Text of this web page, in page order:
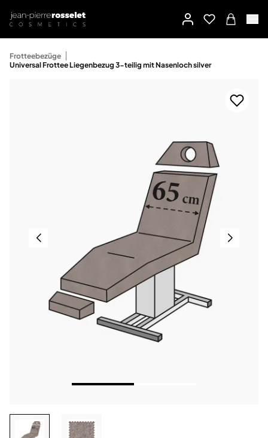
Frotteebezüge
Universal Frottee Liegenbezug 3-teilig mit Nasenloch silver